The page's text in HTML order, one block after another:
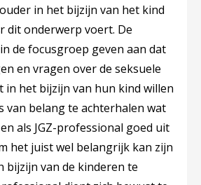
in het bijzijn van het kind
dit onderwerp voert. De
de focusgroep geven aan dat
en vragen over de seksuele
het bijzijn van hun kind willen
van belang te achterhalen wat
als JGZ-professional goed uit
het juist wel belangrijk kan zijn
bijzijn van de kinderen te